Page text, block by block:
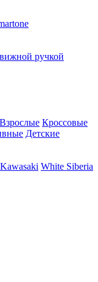
ручкой
Взрослые Кроссовые
Детские
Kawasaki White Siberia